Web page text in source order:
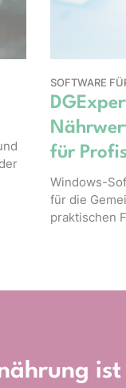
SOFTWARE
für
Windows-
für die
praktischen